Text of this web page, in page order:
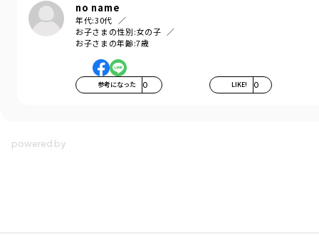
no name
年代:30代
お子さまの性別:女の子
お子さまの年齢:7歳
参考になった 0 LIKE! 0